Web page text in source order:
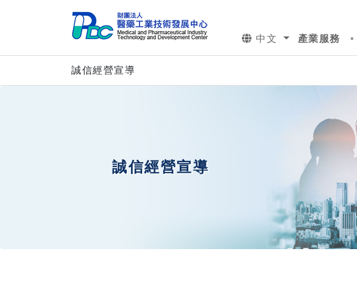
中文 產業服務
誠信經營宣導
誠信經營宣導